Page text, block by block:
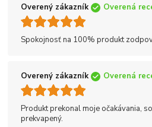
Overený zákazník Overená
Spokojnosť na 100% produkt
Overený zákazník Overená
Produkt prekonal moje očakávania,
prekvapený.